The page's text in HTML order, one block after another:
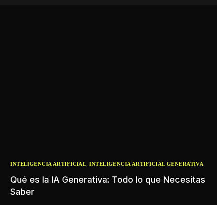
INTELIGENCIA ARTIFICIAL,INTELIGENCIA ARTIFICIAL GENERATIVA
Qué es la IA Generativa: Todo lo que Necesitas
Saber